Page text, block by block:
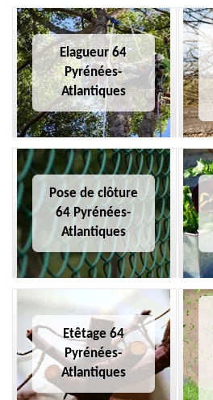
Elagueur 64
Pyrénées-
Atlantiques
Pose de clôture
64 Pyrénées-
Atlantiques
Etêtage 64
Pyrénées-
Atlantiques